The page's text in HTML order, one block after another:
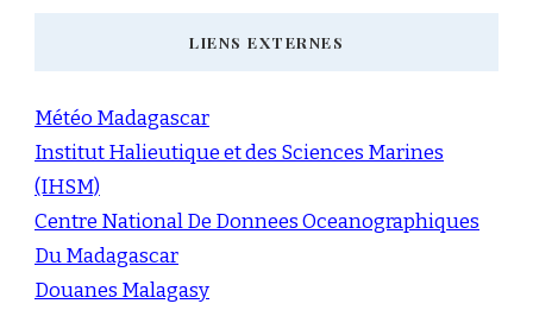
LIENS EXTERNES
Météo Madagascar
Institut Halieutique et des Sciences Marines
(IHSM)
Centre National De Donnees Oceanographiques
Du Madagascar
Douanes Malagasy